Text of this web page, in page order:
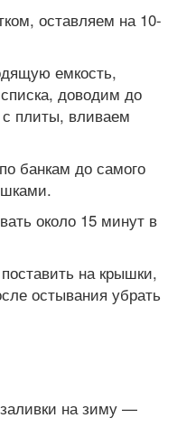
оставляем на 10-
емкость,
доводим до
плиты, вливаем
банкам до самого
около 15 минут в
на крышки,
остывания убрать
на зиму —